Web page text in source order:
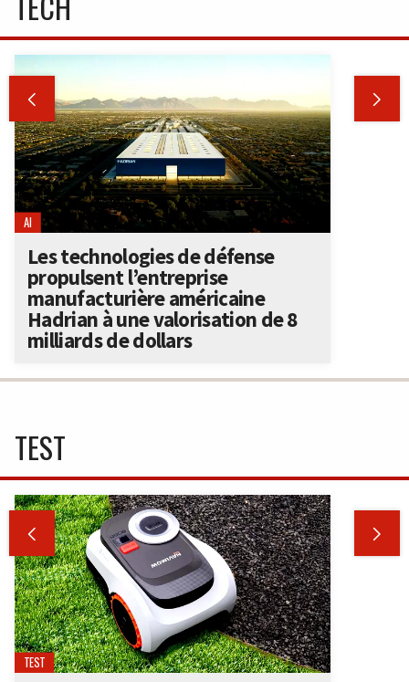
 
AI
Les technologies de défense
propulsent l’entreprise
manufacturière américaine
Hadrian à une valorisation de 8
milliards de dollars
TEST
 
TEST